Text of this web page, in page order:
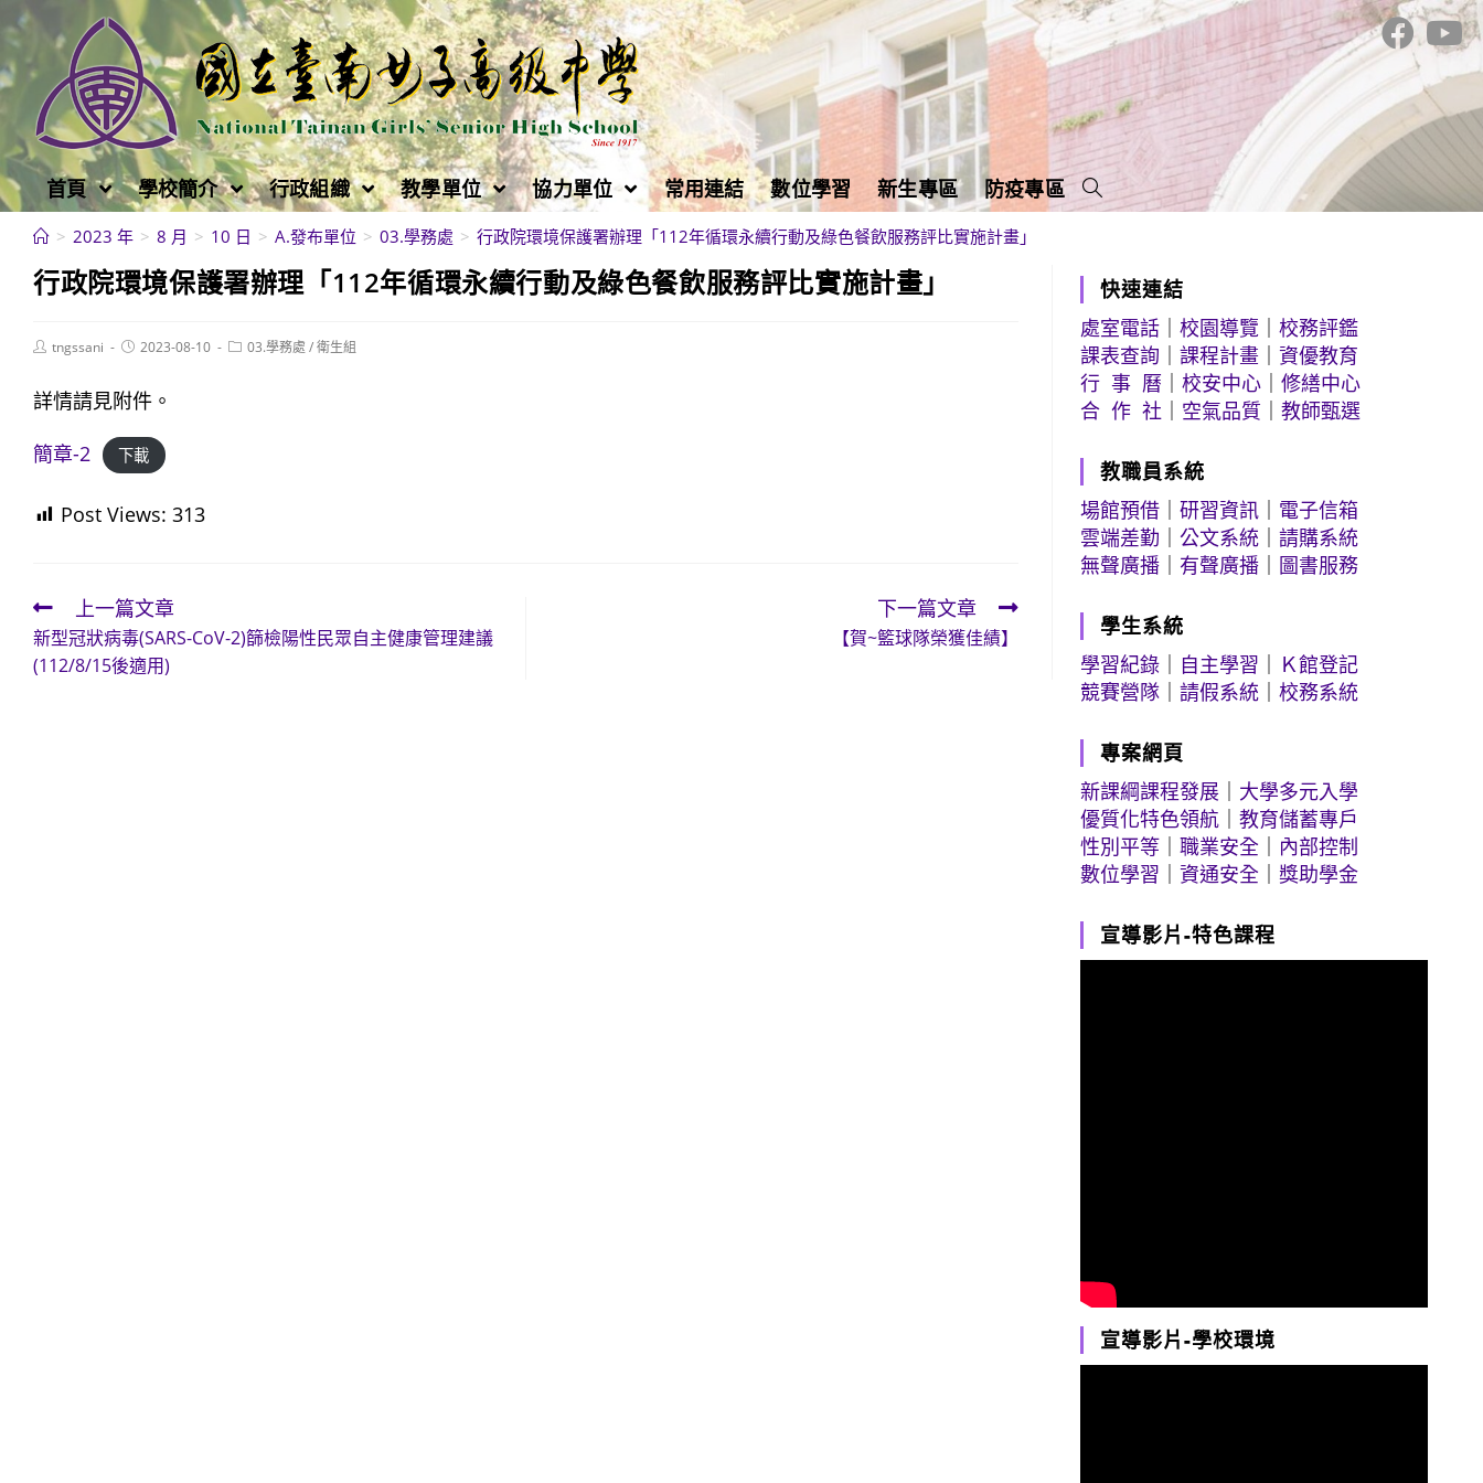
跳
轉
至
主
要
內
容
首頁 學校簡介 行政組織 教學單位 協力單位 常用連結 數位學習 新生專區 防疫專區
> 2023 年 > 8 月 > 10 日 > A.發布單位 > 03.學務處 > 行政院環境保護署辦理「112年循環永續行動及綠色餐飲服務評比實施計畫」
行政院環境保護署辦理「112年循環永續行動及綠色餐飲服務評比實施計畫」
Posttngssani
Post2023-08-10
Post03.學務處 /衛生組
詳情請見附件。
簡章-2
下載
Post Views: 313
Read
more
articles
上一篇文章
新型冠狀病毒(SARS-CoV-2)篩檢陽性民眾自主健康管理建議
(112/8/15後適用)
下一篇文章
【賀~籃球隊榮獲佳績】
快速連結
處室電話 ｜校園導覽 ｜校務評鑑
課表查詢 ｜課程計畫 ｜資優教育
行 事 曆 ｜校安中心 ｜修繕中心
合 作 社
空氣品質 ｜教師甄選
教職員系統
場館預借 ｜研習資訊
電子信箱
雲端差勤 ｜公文系統 ｜請購系統
無聲廣播
有聲廣播 圖書服務
學生系統
學習紀錄
自主學習
Ｋ館登記
競賽營隊 ｜請假系統 ｜校務系統
專案網頁
新課綱課程發展
大學多元入學
優質化特色領航 ｜教育儲蓄專戶
性別平等 ｜職業安全
內部控制
數位學習 ｜資通安全 ｜獎助學金
宣導影片-特色課程
宣導影片-學校環境